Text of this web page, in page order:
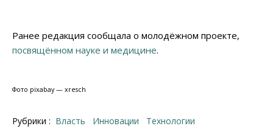
Ранее редакция сообщала о молодёжном проекте,
посвящённом науке и медицине.
Фото pixabay — xresch
Рубрики : Власть Инновации Технологии